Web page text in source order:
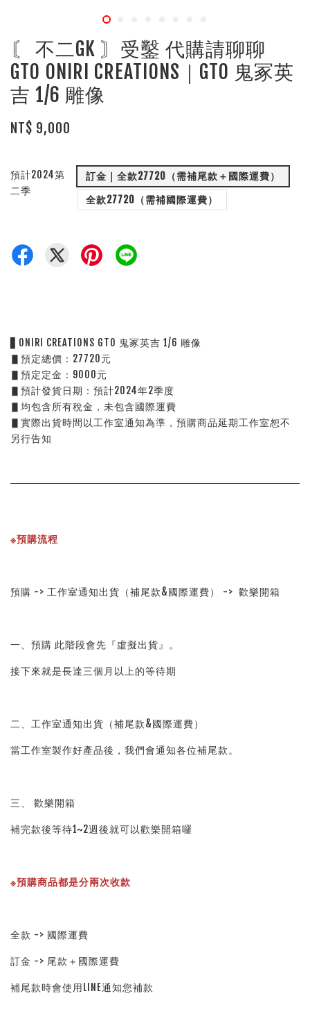
〘 不二GK 〙受鑿 代購請聊聊
GTO ONIRI CREATIONS｜GTO 鬼冢英
吉 1/6 雕像
NT$ 9,000
預計2024第
二季
訂金｜全款27720（需補尾款＋國際運費）
全款27720（需補國際運費）
▋ONIRI CREATIONS GTO 鬼冢英吉 1/6 雕像
▋預定總價：27720元
▋預定定金：9000元
▋預計發貨日期：預計2024年2季度
▋均包含所有稅金，未包含國際運費
▋實際出貨時間以工作室通知為準，預購商品延期工作室恕不
另行告知
※預購流程
預購 -> 工作室通知出貨（補尾款&國際運費） ->  歡樂開箱
一、預購 此階段會先『虛擬出貨』。
接下來就是長達三個月以上的等待期
二、工作室通知出貨（補尾款&國際運費）
當工作室製作好產品後，我們會通知各位補尾款。
三、 歡樂開箱
補完款後等待1~2週後就可以歡樂開箱囉
※預購商品都是分兩次收款
全款 -> 國際運費
訂金 -> 尾款＋國際運費
補尾款時會使用LINE通知您補款